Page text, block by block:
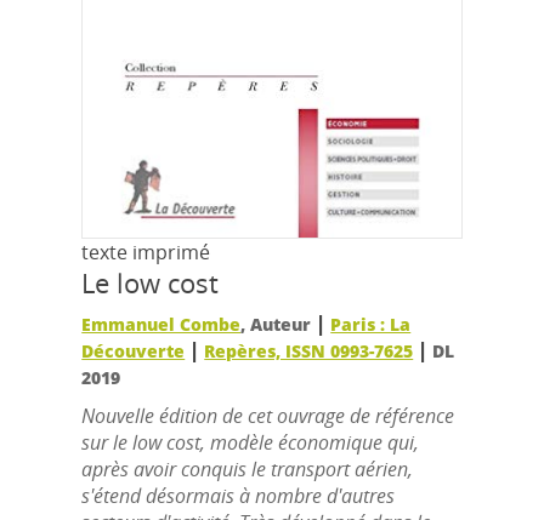
texte imprimé
Le low cost
Emmanuel Combe, Auteur | Paris : La
Découverte | Repères, ISSN 0993-7625 | DL
2019
Nouvelle édition de cet ouvrage de référence
sur le low cost, modèle économique qui,
après avoir conquis le transport aérien,
s'étend désormais à nombre d'autres